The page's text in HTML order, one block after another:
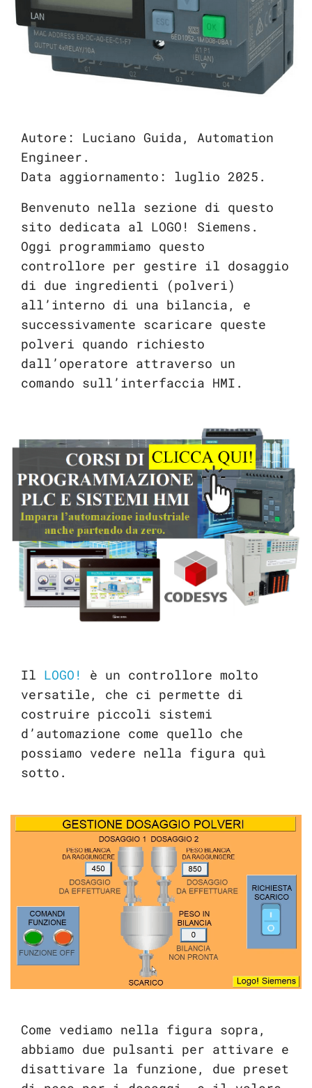
Autore: Luciano Guida, Automation
Engineer.
Data aggiornamento: luglio 2025.
Benvenuto nella sezione di questo
sito dedicata al LOGO! Siemens.
Oggi programmiamo questo
controllore per gestire il dosaggio
di due ingredienti (polveri)
all’interno di una bilancia, e
successivamente scaricare queste
polveri quando richiesto
dall’operatore attraverso un
comando sull’interfaccia HMI.
Il LOGO!
è un controllore molto
versatile, che ci permette di
costruire piccoli sistemi
d’automazione come quello che
possiamo vedere nella figura quì
sotto.
Come vediamo nella figura sopra,
abbiamo due pulsanti per attivare e
disattivare la funzione, due preset